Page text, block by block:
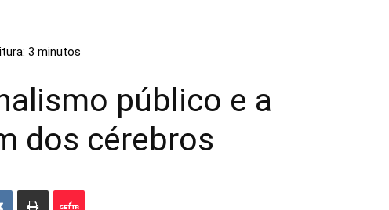
público e a
dos cérebros